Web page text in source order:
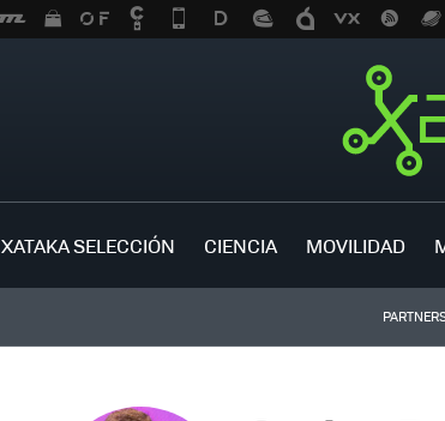
XATAKA SELECCIÓN CIENCIA MOVILIDAD